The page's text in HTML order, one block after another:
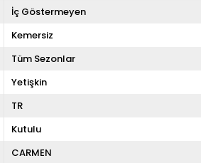
İç Göstermeyen
Kemersiz
Tüm Sezonlar
Yetişkin
TR
Kutulu
CARMEN